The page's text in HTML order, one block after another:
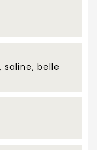
saline, belle